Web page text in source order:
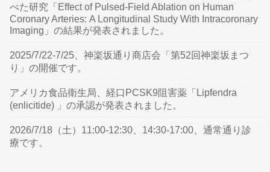
べた研究「Effect of Pulsed-Field Ablation on Human
Coronary Arteries: A Longitudinal Study With Intracoronary
Imaging」の結果が発表されました。
2025/7/22-7/25、神楽坂通り商店会「第52回神楽坂まつ
り」の開催です。
アメリカ食品衛生局、経口PCSK9阻害薬「Lipfendra
(enlicitide) 」の承認が発表されました。
2026/7/18（土）11:00-12:30、14:30-17:00、通常通り診
療です。